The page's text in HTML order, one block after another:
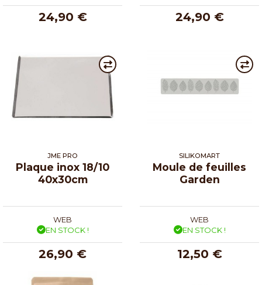
24,90 € 24,90 €
JME PRO
Plaque inox 18/10
40x30cm
WEB
EN STOCK !
26,90 €
SILIKOMART
Moule de feuilles
Garden
WEB
EN STOCK !
12,50 €